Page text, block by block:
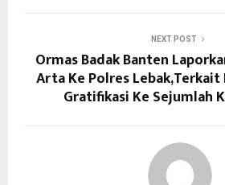
NEXT POST
Ormas Badak Banten
Arta Ke Polres Lebak,Terkait
Gratifikasi Ke Sejumlah